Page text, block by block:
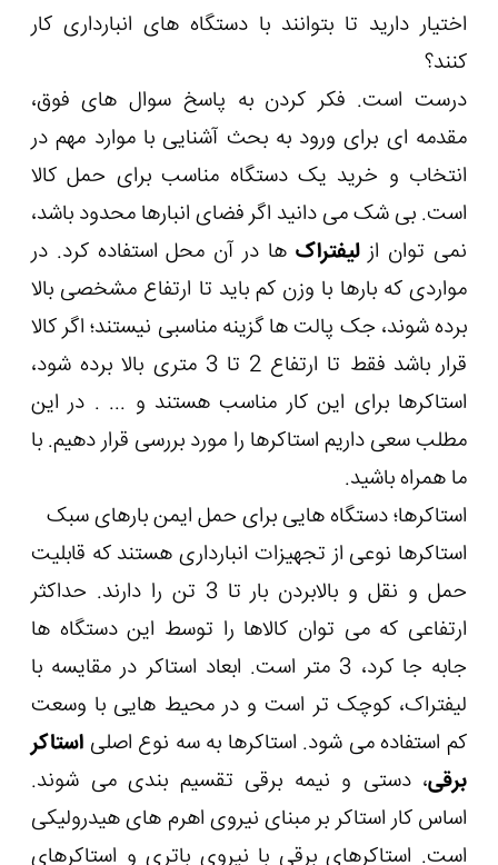
اختیار دارید تا بتوانند با دستگاه های انبارداری کار
کنند؟
درست است. فکر کردن به پاسخ سوال های فوق،
مقدمه ای برای ورود به بحث آشنایی با موارد مهم در
انتخاب و خرید یک دستگاه مناسب برای حمل کالا
است. بی شک می دانید اگر فضای انبارها محدود باشد،
نمی توان ازلیفتراک ها در آن محل استفاده کرد. در
مواردی که بارها با وزن کم باید تا ارتفاع مشخصی بالا
برده شوند، جک پالت ها گزینه مناسبی نیستند؛ اگر کالا
قرار باشد فقط تا ارتفاع 2 تا 3 متری بالا برده شود،
استاکرها برای این کار مناسب هستند و ... . در این
مطلب سعی داریم استاکرها را مورد بررسی قرار دهیم. با
ما همراه باشید.
استاکرها؛ دستگاه هایی برای حمل ایمن بارهای سبک
استاکرها نوعی از تجهیزات انبارداری هستند که قابلیت
حمل و نقل و بالابردن بار تا 3 تن را دارند. حداکثر
ارتفاعی که می توان کالاها را توسط این دستگاه ها
جابه جا کرد، 3 متر است. ابعاد استاکر در مقایسه با
لیفتراک، کوچک تر است و در محیط هایی با وسعت
کم استفاده می شود. استاکرها به سه نوع اصلی استاکر
برقی، دستی و نیمه برقی تقسیم بندی می شوند.
اساس کار استاکر بر مبنای نیروی اهرم های هیدرولیکی
است. استاکرهای برقی با نیروی باتری و استاکرهای